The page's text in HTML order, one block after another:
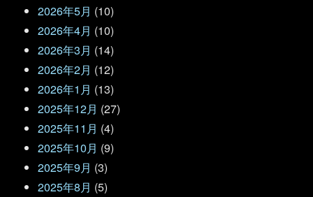
2026年5月 (10)
2026年4月 (10)
2026年3月 (14)
2026年2月 (12)
2026年1月 (13)
2025年12月 (27)
2025年11月 (4)
2025年10月 (9)
2025年9月 (3)
2025年8月 (5)